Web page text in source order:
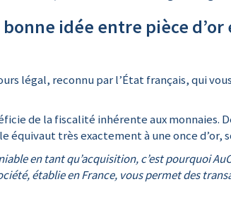
bonne idée entre pièce
légal, reconnu par l’État français, qui
de la fiscalité inhérente aux
équivaut très exactement à une once d’or,
en tant qu’acquisition, c’est pourquoi
établie en France, vous permet des